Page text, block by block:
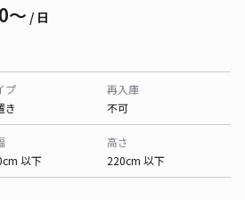
〜 / 日
プ
き
再入庫
不可
以下
高さ
220cm 以下